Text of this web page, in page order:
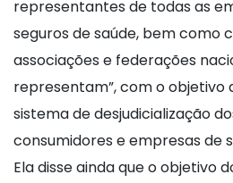
representantes de todas as
seguros de saúde, bem como
associações e federações
representam”, com o objetivo
sistema de desjudicialização
consumidores e empresas de
Ela disse ainda que o objetivo